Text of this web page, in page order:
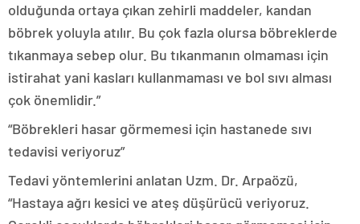
olduğunda ortaya çıkan zehirli maddeler, kandan
böbrek yoluyla atılır. Bu çok fazla olursa böbreklerde
tıkanmaya sebep olur. Bu tıkanmanın olmaması için
istirahat yani kasları kullanmaması ve bol sıvı alması
çok önemlidir.”
“Böbrekleri hasar görmemesi için hastanede sıvı
tedavisi veriyoruz”
Tedavi yöntemlerini anlatan Uzm. Dr. Arpaözü,
“Hastaya ağrı kesici ve ateş düşürücü veriyoruz.